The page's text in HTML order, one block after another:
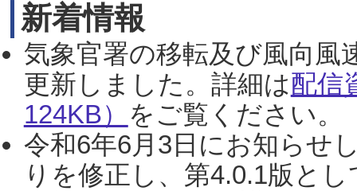
新着情報
気象官署の移転及び風向風
更新しました。詳細は配信
124KB） をご覧ください。
令和6年6月3日にお知らせ
りを修正し、第4.0.1版と